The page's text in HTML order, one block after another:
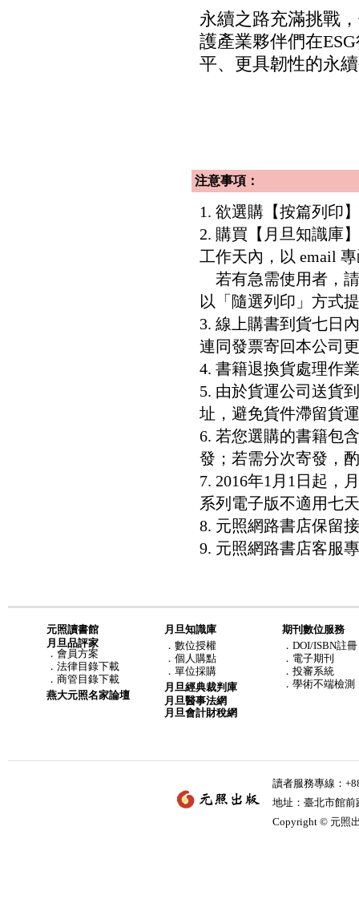
永續之路充滿挑戰
護產業夥伴們在
平、更具韌性的永
注意事項：
1. 欲選購【按篇列印
2. 購買【月旦知識庫
工作天內，以 email
若有急需使用者，請
以「隨選列印」方式
3. 線上購書到貨七日
連同發票寄回本公司
4. 書籍退換貨處理作
5. 由於貨運公司送貨
址，避免貨件滯留貨
6. 若您選購的書籍包
發；若需分次寄發，
7. 2016年1月1日起，
系列電子版不適用七
8. 元照網路書店保留
9. 元照網路書店客服
元照讀書館
月旦品評家
． 會員方案
． 法律目錄下載
． 商管目錄下載
燕大元照名家論壇
月旦知識庫
． 數位授權
． 個人購點
． 單位採購
月旦經典裁判庫
月旦醫事法網
月旦會計財稅網
期刊數位服務
．DOI/ISBN註冊
．電子期刊
．投審系統
．學術不端檢測
讀者服務專線：
地址：臺北市館
Copyright © 元照